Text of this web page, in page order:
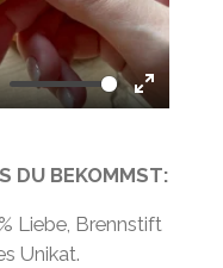
E
t
e
DU BEKOMMST:
Liebe, Brennstift
Unikat.